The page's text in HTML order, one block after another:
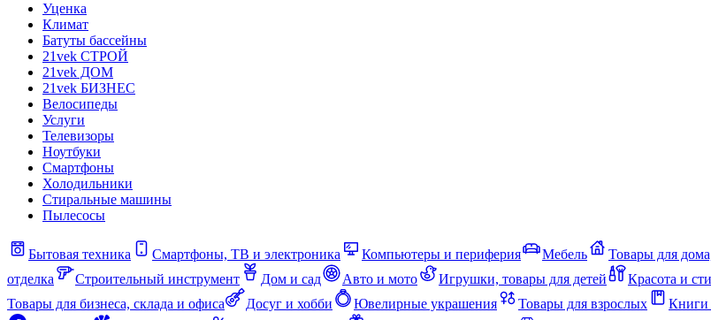
Уценка
Климат
Батуты бассейны
21vek СТРОЙ
21vek ДОМ
21vek БИЗНЕС
Велосипеды
Услуги
Телевизоры
Ноутбуки
Смартфоны
Холодильники
Стиральные машины
Пылесосы
Бытовая техника Смартфоны, ТВ и электроника Компьютеры и периферия Мебель Товары для
отделка
Строительный инструмент Дом и сад Авто и мото Игрушки, товары для детей Красота и
Товары для бизнеса, склада и офиса
Досуг и хобби Ювелирные украшения Товары для взрослых Книги